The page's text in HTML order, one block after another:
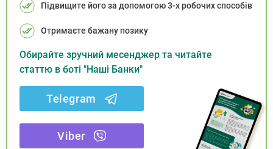
Підвищите його за допомогою 3-х робочих способів
Отримаєте бажану позику
Обирайте зручний месенджер та читайте
статтю в боті "Наші Банки"
Telegram
Viber